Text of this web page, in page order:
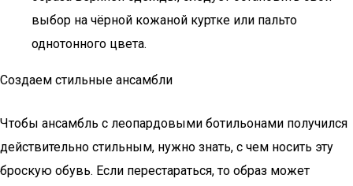
выбор на чёрной кожаной куртке или пальто
однотонного цвета.
Создаем стильные ансамбли
Чтобы ансамбль с леопардовыми ботильонами получился
действительно стильным, нужно знать, с чем носить эту
броскую обувь. Если перестараться, то образ может